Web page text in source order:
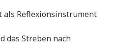
Reflexionsinstrument
das Streben nach